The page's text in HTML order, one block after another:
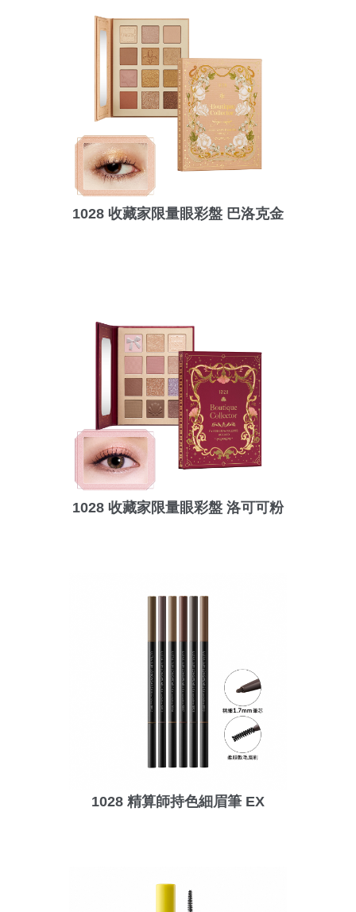
1028 收藏家限量眼彩盤 巴洛克金
1028 收藏家限量眼彩盤 洛可可粉
1028 精算師持色細眉筆 EX